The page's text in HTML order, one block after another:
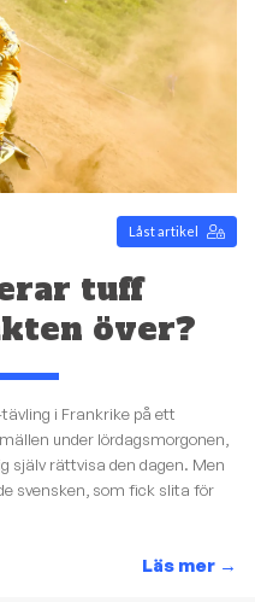
Låst artikel
tuff
över?
i Frankrike på ett
under lördagsmorgonen,
själv rättvisa den dagen. Men
svensken, som fick slita för
Läs mer →